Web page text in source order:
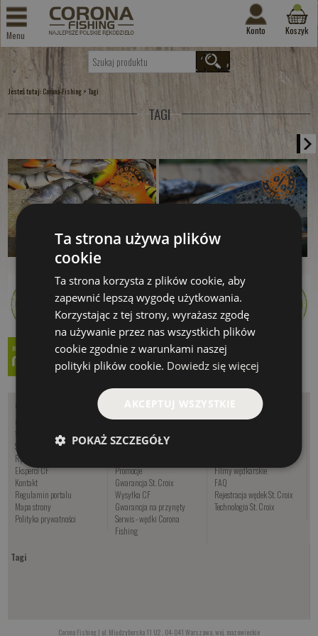
Menu Konto Koszyk
Jesteś tutaj: Corona-Fishing >Tagi
TAGI
Łamany Okoń MB
od 199.00 PLN
Kup teraz >
Łamany Pstrąg MB
Kup teraz >
Współpraca
Sklep wędkarski Warszawa
Rękodzieło wędkarskie
Eksperci CF
Kontakt
Regulamin portalu
Mapa strony
Polityka prywatności
Zakupy
Wędkuj z CF
Oferta sezonowa
Regulamin sklepu
Promocje
Gwarancja St. Croix
Wysyłka CF
Gwarancja na przynęty
Serwis - wędki Corona
Fishing
Informacje
Kalendarz brań
Filmy wędkarskie
FAQ
Rejestracja wędek St. Croix
Technologia St. Croix
Tagi
Corona Fishing | ul. Międzyborska 11 U2 , 04-041 Warszawa, woj. mazowieckie
Ta strona używa plików
cookie
Ta strona korzysta z plików cookie, aby
zapewnić lepszą wygodę użytkowania.
Korzystając z tej strony, wyrażasz zgodę
na używanie przez nas wszystkich plików
cookie zgodnie z warunkami naszej
polityki plików cookie. Dowiedz się więcej
AKCEPTUJ WSZYSTKIE
POKAŻ SZCZEGÓŁY